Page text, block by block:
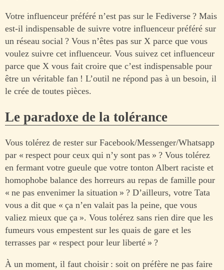
Votre influenceur préféré n’est pas sur le Fediverse ? Mais
est-il indispensable de suivre votre influenceur préféré sur
un réseau social ? Vous n’êtes pas sur X parce que vous
voulez suivre cet influenceur. Vous suivez cet influenceur
parce que X vous fait croire que c’est indispensable pour
être un véritable fan ! L’outil ne répond pas à un besoin, il
le crée de toutes pièces.
Le paradoxe de la tolérance
Vous tolérez de rester sur Facebook/Messenger/Whatsapp
par « respect pour ceux qui n’y sont pas » ? Vous tolérez
en fermant votre gueule que votre tonton Albert raciste et
homophobe balance des horreurs au repas de famille pour
« ne pas envenimer la situation » ? D’ailleurs, votre Tata
vous a dit que « ça n’en valait pas la peine, que vous
valiez mieux que ça ». Vous tolérez sans rien dire que les
fumeurs vous empestent sur les quais de gare et les
terrasses par « respect pour leur liberté » ?
À un moment, il faut choisir : soit on préfère ne pas faire